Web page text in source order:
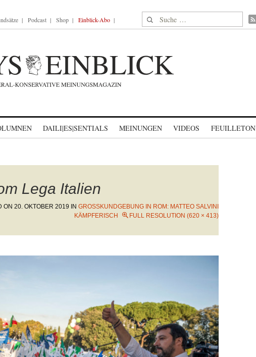
Podcast Shop Einblick-Abo Suche nach:
DAILI|ES|SENTIALS MEINUNGEN VIDEOS FEUILLETON
Lega Italien
ON 20. OKTOBER 2019 IN GROSSKUNDGEBUNG IN ROM: MATTEO SALVINI K
ÄMPFERISCH
FULL RESOLUTION (620 × 413)